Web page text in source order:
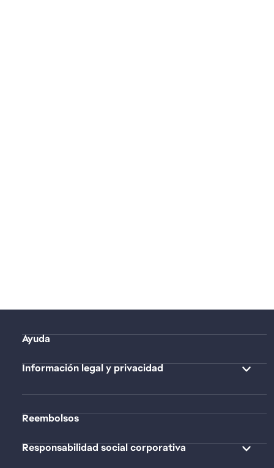
Ayuda
Información legal y privacidad
Reembolsos
Responsabilidad social corporativa